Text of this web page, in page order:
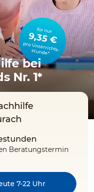
für nur
9,35 €
pro Unterrichts­stunde*
bei
Nr. 1*
Beratungstermin
7-22 Uhr